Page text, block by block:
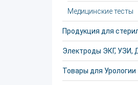
Медицинские тесты
Продукция для
Электроды ЭКГ, УЗИ,
Товары для Урологии